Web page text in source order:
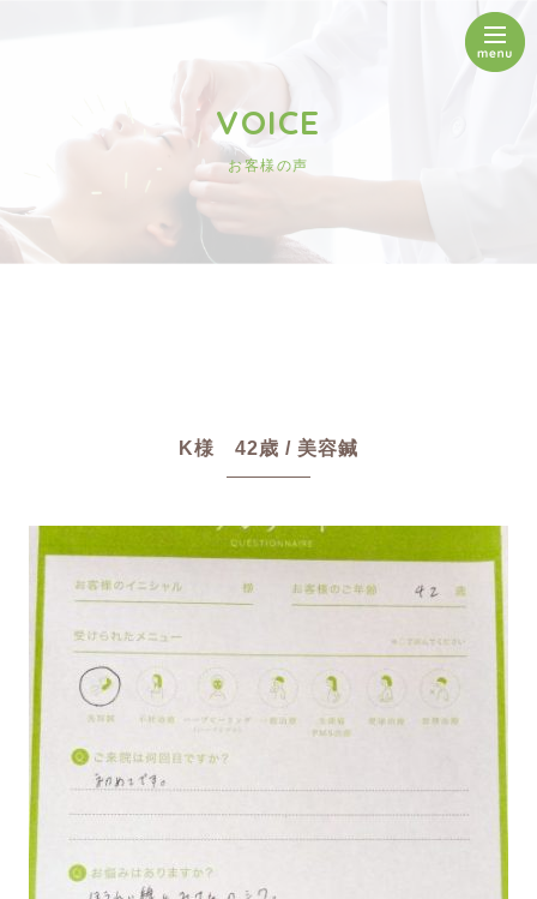
VOICE
お客様の声
K様 42歳 / 美容鍼